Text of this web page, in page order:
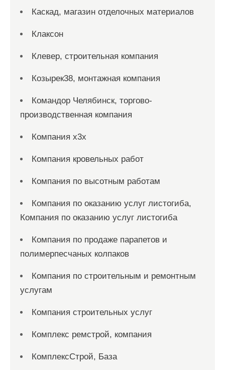
Каскад, магазин отделочных материалов
Клаксон
Клевер, строительная компания
Козырек38, монтажная компания
Командор Челябинск, торгово-
производственная компания
Компания x3x
Компания кровельных работ
Компания по высотным работам
Компания по оказанию услуг листогиба,
Компания по оказанию услуг листогиба
Компания по продаже парапетов и
полимерпесчаных колпаков
Компания по строительным и ремонтным
услугам
Компания строительных услуг
Комплекс ремстрой, компания
КомплексСтрой, База